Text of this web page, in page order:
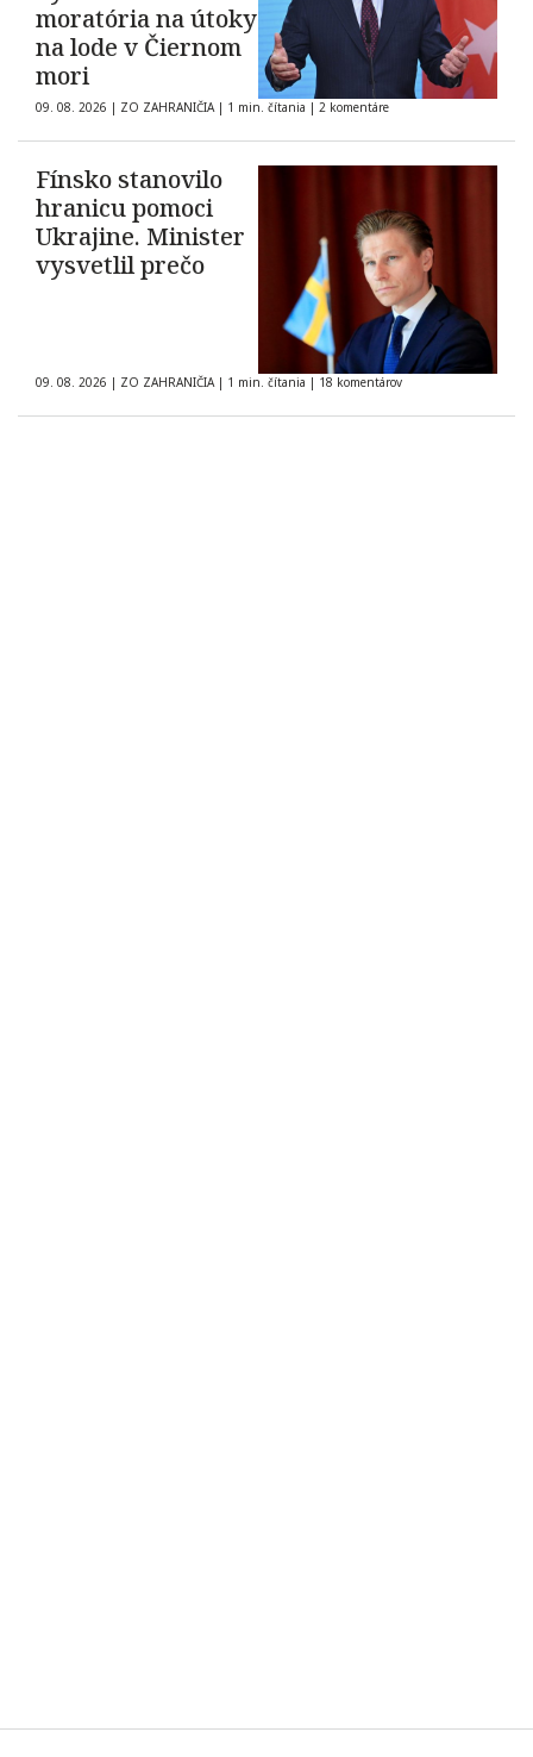
moratória na útoky
na lode v Čiernom
mori
09. 08. 2026 | ZO ZAHRANIČIA | 1 min. čítania | 2 komentáre
Fínsko stanovilo
hranicu pomoci
Ukrajine. Minister
vysvetlil prečo
09. 08. 2026 | ZO ZAHRANIČIA | 1 min. čítania | 18 komentárov